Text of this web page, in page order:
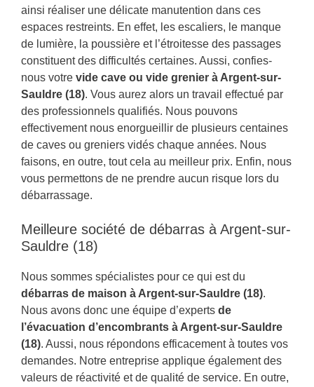
ainsi réaliser une délicate manutention dans ces
espaces restreints. En effet, les escaliers, le manque
de lumière, la poussière et l’étroitesse des passages
constituent des difficultés certaines. Aussi, confies-
nous votre vide cave ou vide grenier à Argent-sur-
Sauldre (18). Vous aurez alors un travail effectué par
des professionnels qualifiés. Nous pouvons
effectivement nous enorgueillir de plusieurs centaines
de caves ou greniers vidés chaque années. Nous
faisons, en outre, tout cela au meilleur prix. Enfin, nous
vous permettons de ne prendre aucun risque lors du
débarrassage.
Meilleure société de débarras à Argent-sur-
Sauldre (18)
Nous sommes spécialistes pour ce qui est du
débarras de maison à Argent-sur-Sauldre (18).
Nous avons donc une équipe d’experts de
l’évacuation d’encombrants à Argent-sur-Sauldre
(18). Aussi, nous répondons efficacement à toutes vos
demandes. Notre entreprise applique également des
valeurs de réactivité et de qualité de service. En outre,